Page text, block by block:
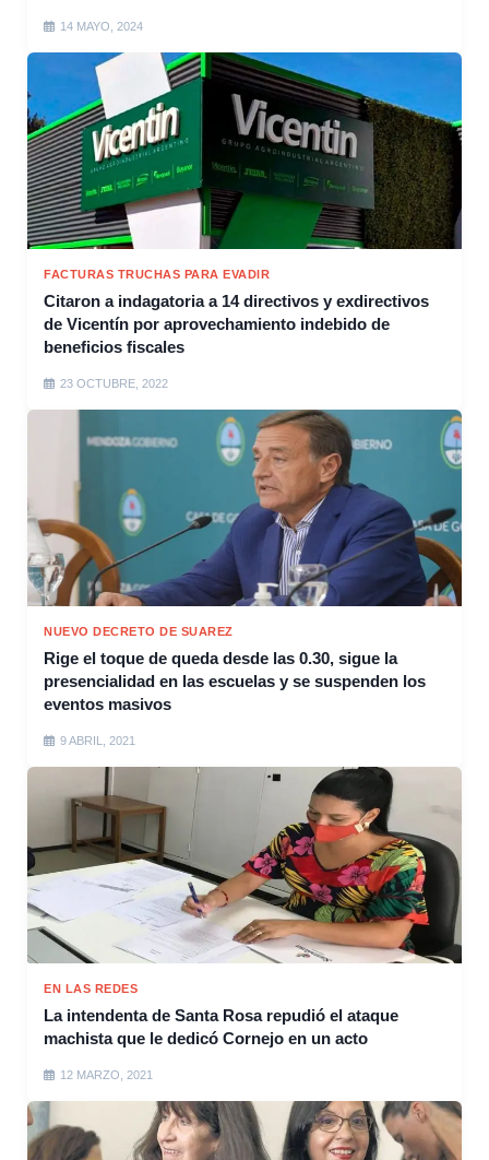
14 MAYO, 2024
FACTURAS TRUCHAS PARA EVADIR
Citaron a indagatoria a 14 directivos y exdirectivos
de Vicentín por aprovechamiento indebido de
beneficios fiscales
23 OCTUBRE, 2022
NUEVO DECRETO DE SUAREZ
Rige el toque de queda desde las 0.30, sigue la
presencialidad en las escuelas y se suspenden los
eventos masivos
9 ABRIL, 2021
EN LAS REDES
La intendenta de Santa Rosa repudió el ataque
machista que le dedicó Cornejo en un acto
12 MARZO, 2021